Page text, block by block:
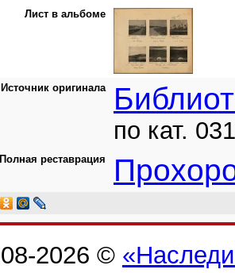
Лист в альбоме
Источник оригинала
по кат.
Полная реставрация
2026 ©